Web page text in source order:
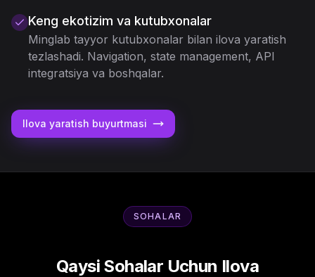
Keng ekotizim va kutubxonalar
Minglab tayyor kutubxonalar bilan ilova yaratish
tezlashadi. Navigation, state management, API
integratsiya va boshqalar.
Ilova yaratish buyurtmasi
SOHALAR
Qaysi Sohalar Uchun Ilova